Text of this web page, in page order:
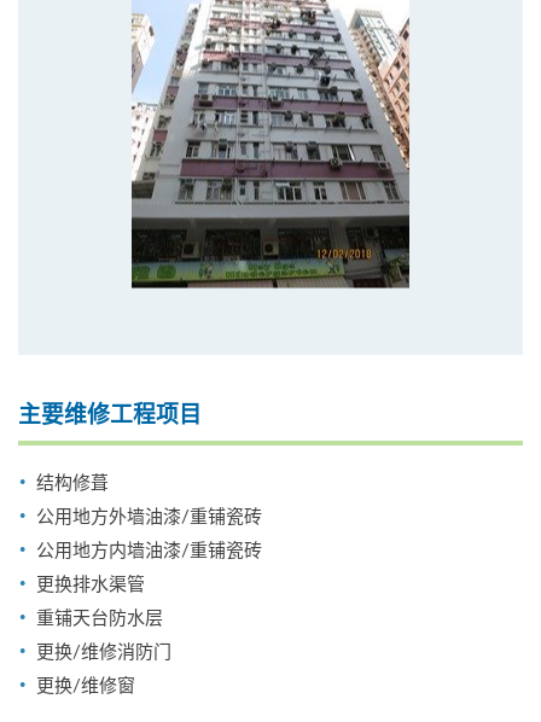
主要维修工程项目
结构修葺
公用地方外墙油漆/重铺瓷砖
公用地方内墙油漆/重铺瓷砖
更换排水渠管
重铺天台防水层
更换/维修消防门
更换/维修窗